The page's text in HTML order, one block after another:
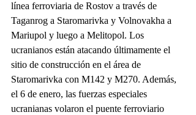
línea ferroviaria de Rostov a través de
Taganrog a Staromarivka y Volnovakha a
Mariupol y luego a Melitopol. Los
ucranianos están atacando últimamente el
sitio de construcción en el área de
Staromarivka con M142 y M270. Además,
el 6 de enero, las fuerzas especiales
ucranianas volaron el puente ferroviario